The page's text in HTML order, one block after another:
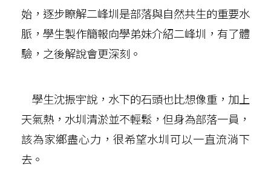
始，逐步瞭解二峰圳是部落與自然共生的重要水
脈，學生製作簡報向學弟妹介紹二峰圳，有了體
驗，之後解說會更深刻。
學生沈振宇說，水下的石頭也比想像重，加上
天氣熱，水圳清淤並不輕鬆，但身為部落一員，
該為家鄉盡心力，很希望水圳可以一直流淌下
去。